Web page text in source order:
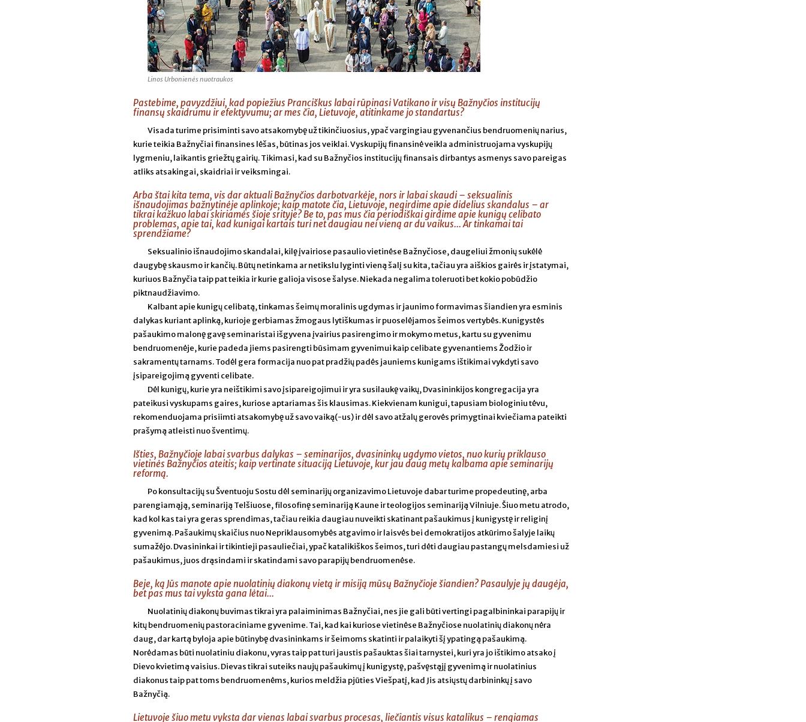
Linos Urbonienės nuotraukos
Pastebime, pavyzdžiui, kad popiežius Pranciškus labai rūpinasi Vatikano ir visų Bažnyčios institucijų
finansų skaidrumu ir efektyvumu; ar mes čia, Lietuvoje, atitinkame jo standartus?
Visada turime prisiminti savo atsakomybę už tikinčiuosius, ypač vargingiau gyvenančius bendruomenių narius,
kurie teikia Bažnyčiai finansines lėšas, būtinas jos veiklai. Vyskupijų finansinė veikla administruojama vyskupijų
lygmeniu, laikantis griežtų gairių. Tikimasi, kad su Bažnyčios institucijų finansais dirbantys asmenys savo pareigas
atliks atsakingai, skaidriai ir veiksmingai.
Arba štai kita tema, vis dar aktuali Bažnyčios darbotvarkėje, nors ir labai skaudi – seksualinis
išnaudojimas bažnytinėje aplinkoje; kaip matote čia, Lietuvoje, negirdime apie didelius skandalus – ar
tikrai kažkuo labai skiriamės šioje srityje? Be to, pas mus čia periodiškai girdime apie kunigų celibato
problemas, apie tai, kad kunigai kartais turi net daugiau nei vieną ar du vaikus... Ar tinkamai tai
sprendžiame?
Seksualinio išnaudojimo skandalai, kilę įvairiose pasaulio vietinėse Bažnyčiose, daugeliui žmonių sukėlė
daugybę skausmo ir kančių. Būtų netinkama ar netikslu lyginti vieną šalį su kita, tačiau yra aiškios gairės ir įstatymai,
kuriuos Bažnyčia taip pat teikia ir kurie galioja visose šalyse. Niekada negalima toleruoti bet kokio pobūdžio
piktnaudžiavimo.
Kalbant apie kunigų celibatą, tinkamas šeimų moralinis ugdymas ir jaunimo formavimas šiandien yra esminis
dalykas kuriant aplinką, kurioje gerbiamas žmogaus lytiškumas ir puoselėjamos šeimos vertybės. Kunigystės
pašaukimo malonę gavę seminaristai išgyvena įvairius pasirengimo ir mokymo metus, kartu su gyvenimu
bendruomenėje, kurie padeda jiems pasirengti būsimam gyvenimui kaip celibate gyvenantiems Žodžio ir
sakramentų tarnams. Todėl gera formacija nuo pat pradžių padės jauniems kunigams ištikimai vykdyti savo
įsipareigojimą gyventi celibate.
Dėl kunigų, kurie yra neištikimi savo įsipareigojimui ir yra susilaukę vaikų, Dvasininkijos kongregacija yra
pateikusi vyskupams gaires, kuriose aptariamas šis klausimas. Kiekvienam kunigui, tapusiam biologiniu tėvu,
rekomenduojama prisiimti atsakomybę už savo vaiką(-us) ir dėl savo atžalų gerovės primygtinai kviečiama pateikti
prašymą atleisti nuo šventimų.
Išties, Bažnyčioje labai svarbus dalykas – seminarijos, dvasininkų ugdymo vietos, nuo kurių priklauso
vietinės Bažnyčios ateitis; kaip vertinate situaciją Lietuvoje, kur jau daug metų kalbama apie seminarijų
reformą.
Po konsultacijų su Šventuoju Sostu dėl seminarijų organizavimo Lietuvoje dabar turime propedeutinę, arba
parengiamąją, seminariją Telšiuose, filosofinę seminariją Kaune ir teologijos seminariją Vilniuje. Šiuo metu atrodo,
kad kol kas tai yra geras sprendimas, tačiau reikia daugiau nuveikti skatinant pašaukimus į kunigystę ir religinį
gyvenimą. Pašaukimų skaičius nuo Nepriklausomybės atgavimo ir laisvės bei demokratijos atkūrimo šalyje laikų
sumažėjo. Dvasininkai ir tikintieji pasauliečiai, ypač katalikiškos šeimos, turi dėti daugiau pastangų melsdamiesi už
pašaukimus, juos drąsindami ir skatindami savo parapijų bendruomenėse.
Beje, ką Jūs manote apie nuolatinių diakonų vietą ir misiją mūsų Bažnyčioje šiandien? Pasaulyje jų daugėja,
bet pas mus tai vyksta gana lėtai...
Nuolatinių diakonų buvimas tikrai yra palaiminimas Bažnyčiai, nes jie gali būti vertingi pagalbininkai parapijų ir
kitų bendruomenių pastoraciniame gyvenime. Tai, kad kai kuriose vietinėse Bažnyčiose nuolatinių diakonų nėra
daug, dar kartą byloja apie būtinybę dvasininkams ir šeimoms skatinti ir palaikyti šį ypatingą pašaukimą.
Norėdamas būti nuolatiniu diakonu, vyras taip pat turi jaustis pašauktas šiai tarnystei, kuri yra jo ištikimo atsako į
Dievo kvietimą vaisius. Dievas tikrai suteiks naujų pašaukimų į kunigystę, pašvęstąjį gyvenimą ir nuolatinius
diakonus taip pat toms bendruomenėms, kurios meldžia pjūties Viešpatį, kad Jis atsiųstų darbininkų į savo
Bažnyčią.
Lietuvoje šiuo metu vyksta dar vienas labai svarbus procesas, liečiantis visus katalikus – rengiamas